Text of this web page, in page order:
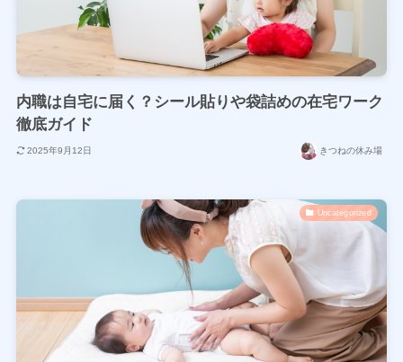
内職は自宅に届く？シール貼りや袋詰めの在宅ワーク
徹底ガイド
2025年9月12日 きつねの休み場
Uncategorized